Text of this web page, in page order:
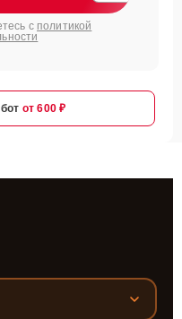
с политикой
от 600 ₽